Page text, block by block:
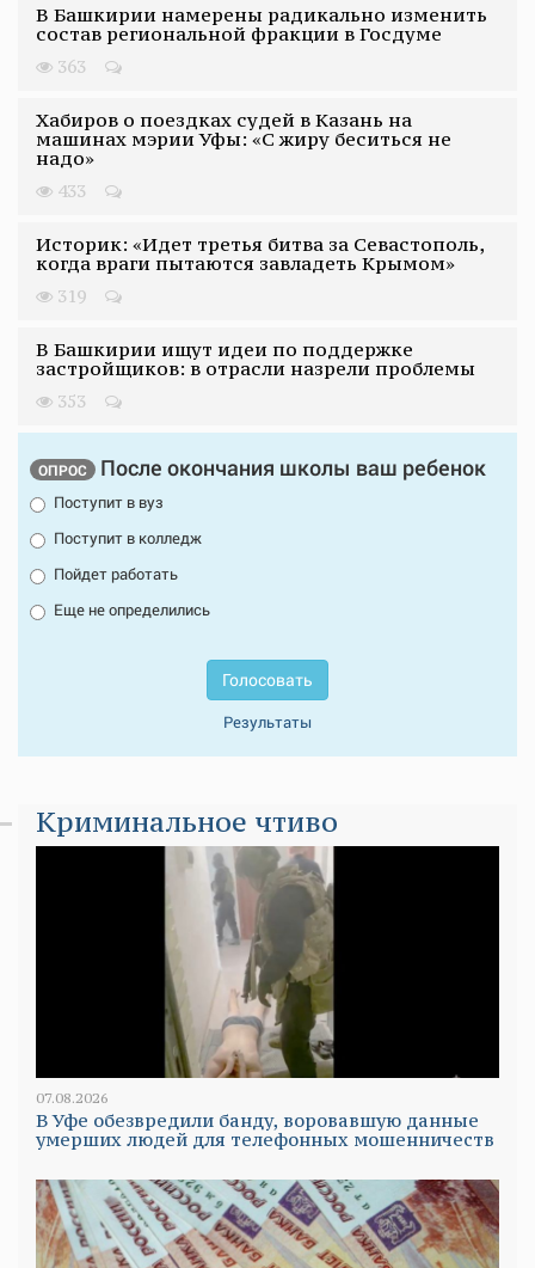
В Башкирии намерены радикально изменить
состав региональной фракции в Госдуме
363
Хабиров о поездках судей в Казань на
машинах мэрии Уфы: «С жиру беситься не
надо»
433
Историк: «Идет третья битва за Севастополь,
когда враги пытаются завладеть Крымом»
319
В Башкирии ищут идеи по поддержке
застройщиков: в отрасли назрели проблемы
353
ОПРОС После окончания школы ваш ребенок
Поступит в вуз
Поступит в колледж
Пойдет работать
Еще не определились
Голосовать
Результаты
Криминальное чтиво
07.08.2026
В Уфе обезвредили банду, воровавшую данные
умерших людей для телефонных мошенничеств